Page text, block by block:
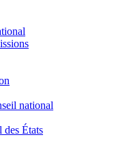
national
des États